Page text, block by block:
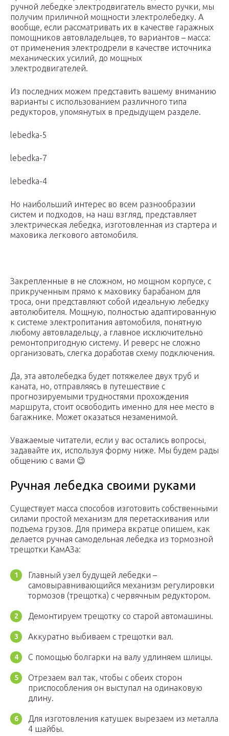
ручной лебедке электродвигатель вместо ручки, мы
получим приличной мощности электролебедку. А
вообще, если рассматривать их в качестве гаражных
помощников автовладельцев, то вариантов – масса:
от применения электродрели в качестве источника
механических усилий, до мощных
электродвигателей.
Из последних можем представить вашему вниманию
варианты с использованием различного типа
редукторов, упомянутых в предыдущем разделе.
lebedka-5
lebedka-7
lebedka-4
Но наибольший интерес во всем разнообразии
систем и подходов, на наш взгляд, представляет
электрическая лебедка, изготовленная из стартера и
маховика легкового автомобиля.
Закрепленные в не сложном, но мощном корпусе, с
прикрученным прямо к маховику барабаном для
троса, они представляют собой идеальную лебедку
автолюбителя. Мощную, полностью адаптированную
к системе электропитания автомобиля, понятную
любому автовладельцу, а главное исключительно
ремонтопригодную систему. И реверс не сложно
организовать, слегка доработав схему подключения.
Да, эта автолебедка будет потяжелее двух труб и
каната, но, отправляясь в путешествие с
прогнозируемыми трудностями прохождения
маршрута, стоит освободить именно для нее место в
багажнике. Может оказаться незаменимой.
Уважаемые читатели, если у вас остались вопросы,
задавайте их, используя форму ниже. Мы будем рады
общению с вами 😉
Ручная лебедка своими руками
Существует масса способов изготовить собственными
силами простой механизм для перетаскивания или
подъема грузов. Для примера вкратце опишем, как
делается ручная самодельная лебедка из тормозной
трещотки КамАЗа:
Главный узел будущей лебедки –
самовыравнивающийся механизм регулировки
тормозов (трещотка) с червячным редуктором.
Демонтируем трещотку со старой автомашины.
Аккуратно выбиваем с трещотки вал.
С помощью болгарки на валу удлиняем шлицы.
Отрезаем вал так, чтобы с обеих сторон
приспособления он выступал на одинаковую
длину.
Для изготовления катушек вырезаем из металла
4 шайбы.